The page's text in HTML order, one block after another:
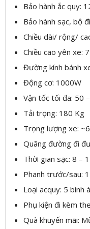
Bảo hành ắc quy:
Bảo hành sạc, bộ
Chiều dài/ rộng/
Chiều cao yên xe:
Đường kính bánh
Động cơ: 1000W
Vận tốc tối đa: 50
Tải trọng: 180 Kg
Trọng lượng xe:
Quãng đường đi
Thời gian sạc: 8 –
Phanh trước/sau:
Loại acquy: 5 bình
Phụ kiện đi kèm
Quà khuyến mãi: